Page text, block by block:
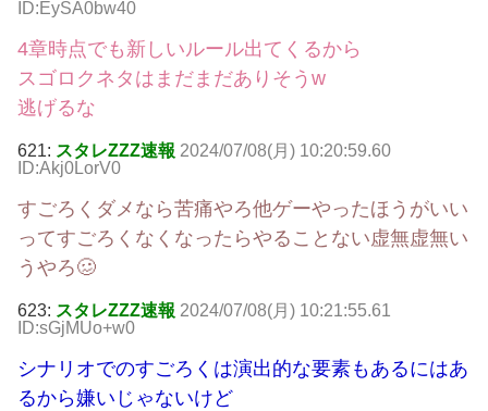
ID:EySA0bw40
4章時点でも新しいルール出てくるから
スゴロクネタはまだまだありそうw
逃げるな
621: スタレZZZ速報 2024/07/08(月) 10:20:59.60
ID:Akj0LorV0
すごろくダメなら苦痛やろ他ゲーやったほうがいい
ってすごろくなくなったらやることない虚無虚無い
うやろ🥴
623: スタレZZZ速報 2024/07/08(月) 10:21:55.61
ID:sGjMUo+w0
シナリオでのすごろくは演出的な要素もあるにはあ
るから嫌いじゃないけど